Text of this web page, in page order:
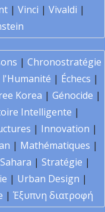
| Vinci | Vivaldi |
| Chronostratégie
| Échecs |
Korea | Génocide |
Intelligente |
| Innovation |
| Mathématiques |
Sahara | Stratégie |
| Urban Design |
| Έξυπνη διατροφή